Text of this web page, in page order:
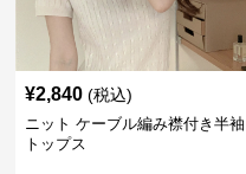
¥2,840 (税込)
ニット ケーブル編み襟付き半袖
トップス